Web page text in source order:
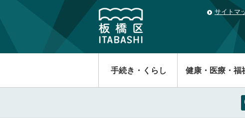
サイトマ
手続き・くらし 健康・医療・福